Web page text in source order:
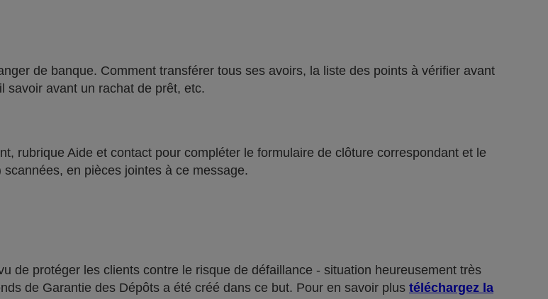
de banque. Comment transférer tous ses avoirs, la liste des points à vérifier avant
savoir avant un rachat de prêt, etc.
rubrique Aide et contact pour compléter le formulaire de clôture correspondant et le
en pièces jointes à ce message.
de protéger les clients contre le risque de défaillance - situation heureusement très
de Garantie des Dépôts a été créé dans ce but. Pour en savoir plus téléchargez la